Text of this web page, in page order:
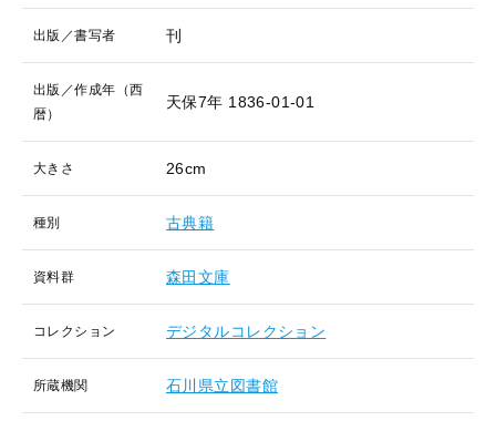
出版／書写者 刊
出版／作成年（西
暦）
天保7年 1836-01-01
大きさ 26cm
種別 古典籍
資料群 森田文庫
コレクション デジタルコレクション
所蔵機関 石川県立図書館